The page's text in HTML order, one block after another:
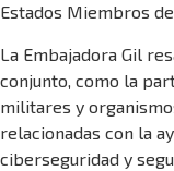
Estados Miembros de
La Embajadora Gil
conjunto, como la
militares y
relacionadas con la
ciberseguridad y